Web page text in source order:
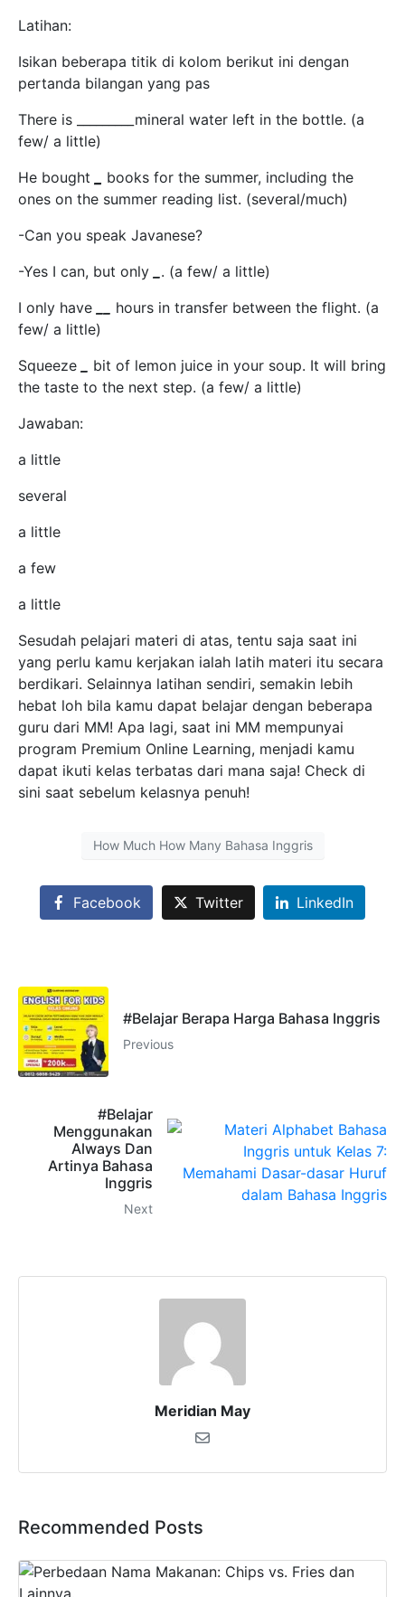
Latihan:
Isikan beberapa titik di kolom berikut ini dengan
pertanda bilangan yang pas
There is _________mineral water left in the bottle. (a
few/ a little)
He bought
books for the summer, including the
ones on the summer reading list. (several/much)
-Can you speak Javanese?
-Yes I can, but only
. (a few/ a little)
I only have
hours in transfer between the flight. (a
few/ a little)
Squeeze
bit of lemon juice in your soup. It will bring
the taste to the next step. (a few/ a little)
Jawaban:
a little
several
a little
a few
a little
Sesudah pelajari materi di atas, tentu saja saat ini
yang perlu kamu kerjakan ialah latih materi itu secara
berdikari. Selainnya latihan sendiri, semakin lebih
hebat loh bila kamu dapat belajar dengan beberapa
guru dari MM! Apa lagi, saat ini MM mempunyai
program Premium Online Learning, menjadi kamu
dapat ikuti kelas terbatas dari mana saja! Check di
sini saat sebelum kelasnya penuh!
How Much How Many Bahasa Inggris
Facebook Twitter LinkedIn
#Belajar Berapa Harga Bahasa Inggris
Previous
#Belajar
Menggunakan
Always Dan
Artinya Bahasa
Inggris
Next
Meridian May
Recommended Posts